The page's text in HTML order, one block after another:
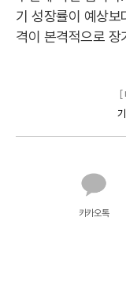
기 성장률이 예상
격이 본격적으로
[
카카오톡